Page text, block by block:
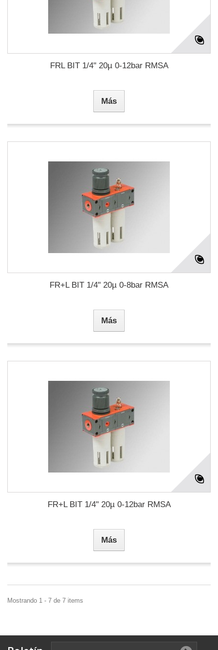
FRL BIT 1/4" 20µ 0-12bar RMSA
Más
FR+L BIT 1/4" 20µ 0-8bar RMSA
Más
FR+L BIT 1/4" 20µ 0-12bar RMSA
Más
Mostrando 1 - 7 de 7 items